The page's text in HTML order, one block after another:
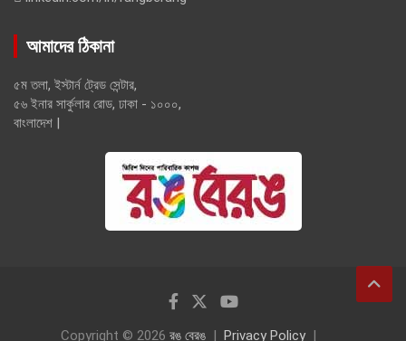
আমাদের ঠিকানা
৫ম তলা, ইস্টার্ন ট্রেড সেন্টার,
৫৬ ইনার সার্কুলার রোড, ঢাকা - ১০০০,
বাংলাদেশ |
Copyright © 2026 রঙ বেরঙ Privacy Policy